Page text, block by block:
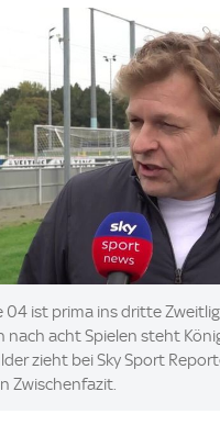
04 ist prima ins dritte
nach acht Spielen steht
zieht bei Sky Sport
Zwischenfazit.